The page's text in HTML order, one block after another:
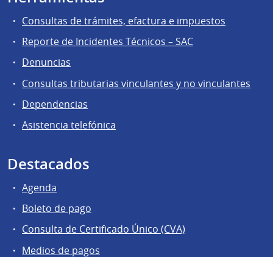
Consultas de trámites, efactura e impuestos
Reporte de Incidentes Técnicos – SAC
Denuncias
Consultas tributarias vinculantes y no vinculantes
Dependencias
Asistencia telefónica
Destacados
Agenda
Boleto de pago
Consulta de Certificado Único (CVA)
Medios de pagos